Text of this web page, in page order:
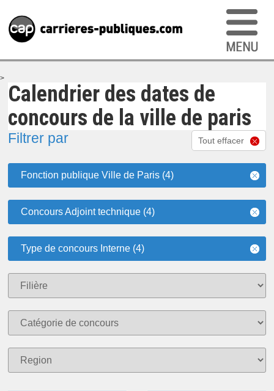
>
Calendrier des dates de
concours de la ville de paris
Filtrer par Tout effacer
Fonction publique Ville de Paris (4)
Concours Adjoint technique (4)
Type de concours Interne (4)